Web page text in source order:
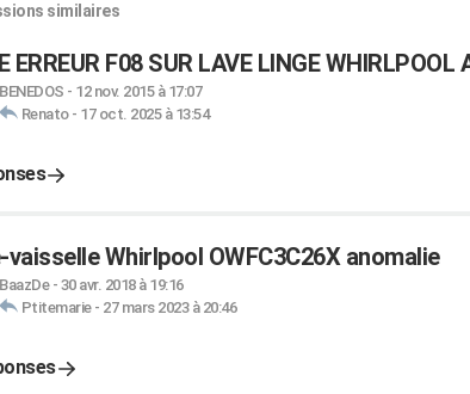
similaires
ERREUR F08 SUR LAVE LINGE WHIRLPOOL
BENEDOS - 12 nov. 2015 à 17:07
Renato- 17 oct. 2025 à 13:54
vaisselle Whirlpool OWFC3C26X anomalie
BaazDe- 30 avr. 2018 à 19:16
Ptitemarie- 27 mars 2023 à 20:46